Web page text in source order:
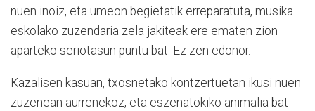
nuen inoiz, eta umeon begietatik erreparatuta, musika
eskolako zuzendaria zela jakiteak ere ematen zion
aparteko seriotasun puntu bat. Ez zen edonor.
Kazalisen kasuan, txosnetako kontzertuetan ikusi nuen
zuzenean aurrenekoz, eta eszenatokiko animalia bat